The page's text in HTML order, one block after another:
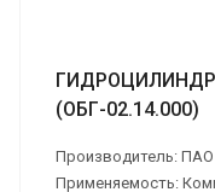
ГИДРОЦИЛИНДР
(ОБГ-02.14.000)
Производитель: ПАО
Применяемость: